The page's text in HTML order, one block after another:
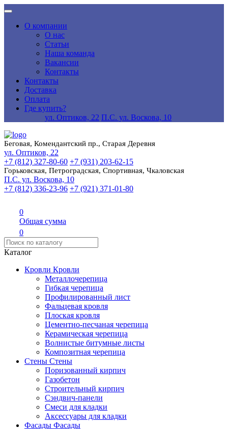
О компании
О нас
Статьи
Наша команда
Вакансии
Контакты
Контакты
Доставка
Оплата
Где купить?
ул. Оптиков, 22 П.С. ул. Воскова, 10
Беговая, Комендантский пр., Старая Деревня
ул. Оптиков, 22
+7 (812) 327-80-60 +7 (931) 203-62-15
Горьковская, Петроградская, Спортивная, Чкаловская
П.С. ул. Воскова, 10
+7 (812) 336-23-96 +7 (921) 371-01-80
0
Общая сумма
0
Каталог
Кровли Кровли
Металлочерепица
Гибкая черепица
Профилированный лист
Фальцевая кровля
Плоская кровля
Цементно-песчаная черепица
Керамическая черепица
Волнистые битумные листы
Композитная черепица
Стены Стены
Поризованный кирпич
Газобетон
Строительный кирпич
Сэндвич-панели
Смеси для кладки
Аксессуары для кладки
Фасады Фасады